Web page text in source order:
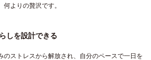
よりの贅沢です。
しを設計できる
のストレスから解放され、自分のペースで一日を